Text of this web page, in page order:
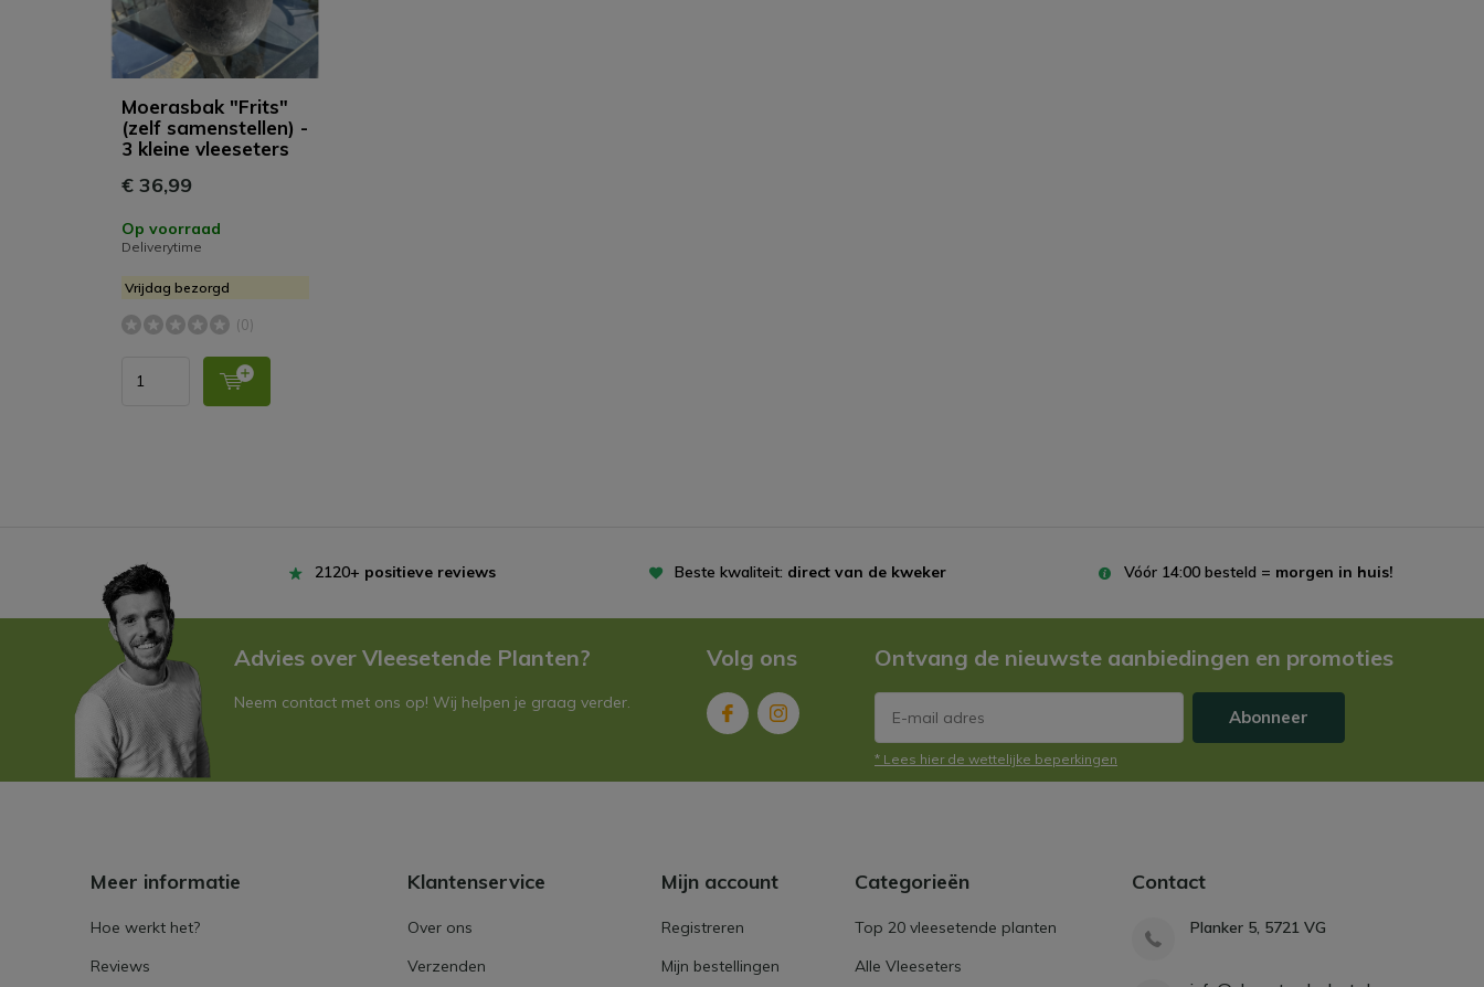
Moerasbak "Frits"
(zelf samenstellen) -
3 kleine vleeseters
€ 36,99
Op voorraad
Deliverytime
Vrijdag bezorgd
(0)
2120+ positieve reviews Beste kwaliteit: direct van de kweker Vóór 14:00 besteld = morgen in huis!
Advies over Vleesetende Planten?
Neem contact met ons op! Wij helpen je graag verder.
Volg ons Ontvang de nieuwste aanbiedingen en promoties
Abonneer
* Lees hier de wettelijke beperkingen
Meer informatie
Hoe werkt het?
Reviews
Klantenservice
Over ons
Verzenden
Mijn account
Registreren
Mijn bestellingen
Categorieën
Top 20 vleesetende planten
Alle Vleeseters
Contact
Planker 5, 5721 VG